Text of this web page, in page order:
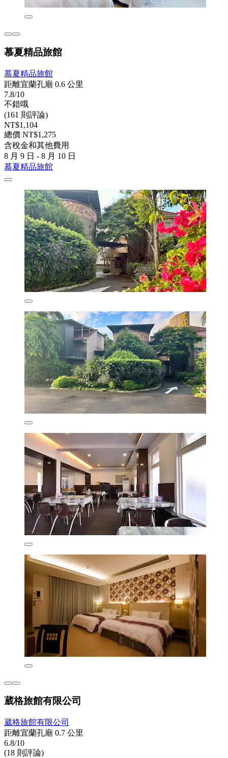
慕夏精品旅館
慕夏精品旅館
距離宜蘭孔廟 0.6 公里
7.8/10
不錯哦
(161 則評論)
NT$1,104
總價 NT$1,275
含稅金和其他費用
8 月 9 日 - 8 月 10 日
慕夏精品旅館
葳格旅館有限公司
葳格旅館有限公司
距離宜蘭孔廟 0.7 公里
6.8/10
(18 則評論)